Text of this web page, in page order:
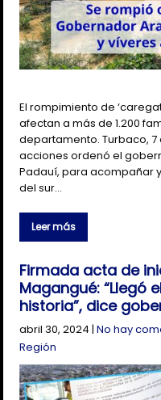
El rompimiento de
afectan a más de 1.200
departamento. Turbaco,
acciones ordenó el
Padauí, para acompañar
del sur…
Leer más
Firmada acta de
Magangué: “Llegó
historia”, dice
abril 30, 2024 |No hay
Región